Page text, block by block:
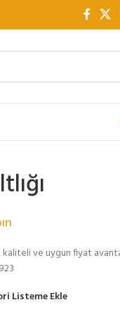
kaliteli ve uygun fiyat
Listeme Ekle